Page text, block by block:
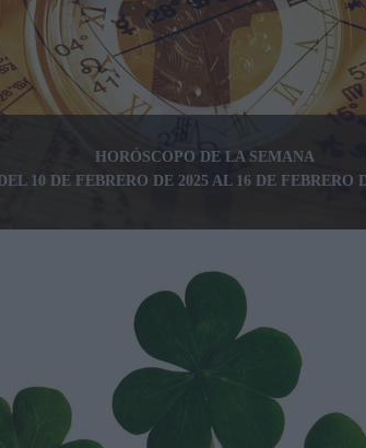
HORÓSCOPO DE LA SEMANA
DEL 10 DE FEBRERO DE 2025 AL 16 DE FEBRERO